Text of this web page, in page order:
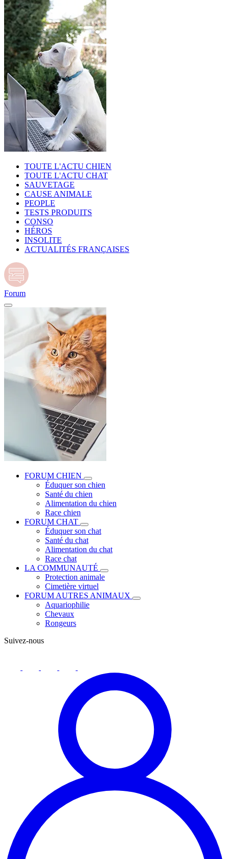
TOUTE L'ACTU CHIEN
TOUTE L'ACTU CHAT
SAUVETAGE
CAUSE ANIMALE
PEOPLE
TESTS PRODUITS
CONSO
HÉROS
INSOLITE
ACTUALITÉS FRANÇAISES
Forum
FORUM CHIEN
Éduquer son chien
Santé du chien
Alimentation du chien
Race chien
FORUM CHAT
Éduquer son chat
Santé du chat
Alimentation du chat
Race chat
LA COMMUNAUTÉ
Protection animale
Cimetière virtuel
FORUM AUTRES ANIMAUX
Aquariophilie
Chevaux
Rongeurs
Suivez-nous